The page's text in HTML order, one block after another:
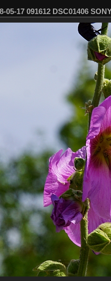
05-17 091612 DSC01406